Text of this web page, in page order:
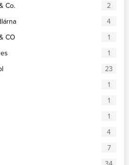
Co.
2
4
CO
1
1
23
1
1
1
4
7